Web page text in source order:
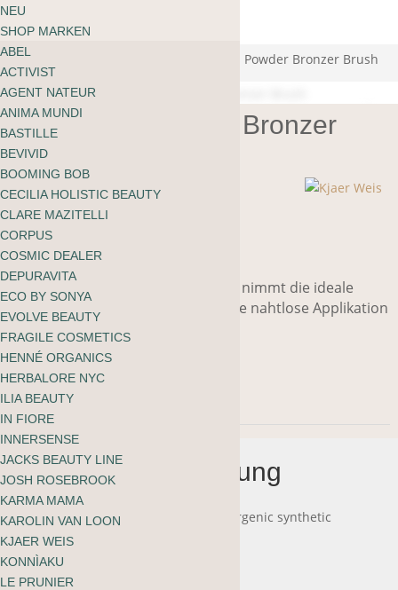
Start / Kjaer Weis Powder Bronzer Brush
Kjaer Weis Powder Bronzer
Brush
CHF52.00
Dieser grosse, abgerundete Pinsel nimmt die ideale
Menge an Bronzing Powder für eine nahtlose Applikation
auf.
Nicht vorrätig
Beschreibung
Dermatologically tested & hypoallergenic synthetic
fibres, not tested on animals.
Vegan
Warenkorb
kein Produkt gefunden
zu shoppen
ÜBER MOOI
BLOG
English
NEU
SHOP MARKEN
ABEL
ACTIVIST
AGENT NATEUR
ANIMA MUNDI
BASTILLE
BEVIVID
BOOMING BOB
CECILIA HOLISTIC BEAUTY
CLARE MAZITELLI
CORPUS
COSMIC DEALER
DEPURAVITA
ECO BY SONYA
EVOLVE BEAUTY
FRAGILE COSMETICS
HENNÉ ORGANICS
HERBALORE NYC
ILIA BEAUTY
IN FIORE
INNERSENSE
JACKS BEAUTY LINE
JOSH ROSEBROOK
KARMA MAMA
KAROLIN VAN LOON
KJAER WEIS
KONNÌAKU
LE PRUNIER